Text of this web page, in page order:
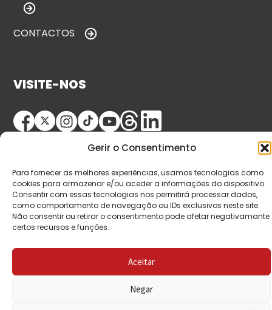
Gerir o Consentimento
Para fornecer as melhores experiências, usamos tecnologias como
cookies para armazenar e/ou aceder a informações do dispositivo.
Consentir com essas tecnologias nos permitirá processar dados,
como comportamento de navegação ou IDs exclusivos neste site.
Não consentir ou retirar o consentimento pode afetar negativamante
certos recursos e funções.
Aceitar
Negar
CONTACTOS
VISITE-NOS
© Copyright 2026 Saída de Emergência. Todos os
direitos reservados.